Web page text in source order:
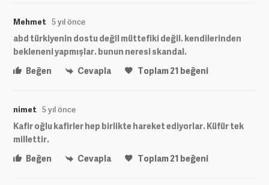
Mehmet 5 yıl önce
abd türkiyenin dostu değil müttefiki değil. kendilerinden
bekleneni yapmışlar. bunun neresi skandal.
Beğen
Cevapla Toplam21 beğeni
nimet 5 yıl önce
Kafir oğlu kafirler hep birlikte hareket ediyorlar. Küfür tek
millettir.
Beğen
Cevapla Toplam21 beğeni